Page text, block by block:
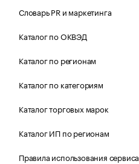
Словарь PR и маркетинга
Каталог по ОКВЭД
Каталог по регионам
Каталог по категориям
Каталог торговых марок
Каталог ИП по регионам
Правила использования сервиса